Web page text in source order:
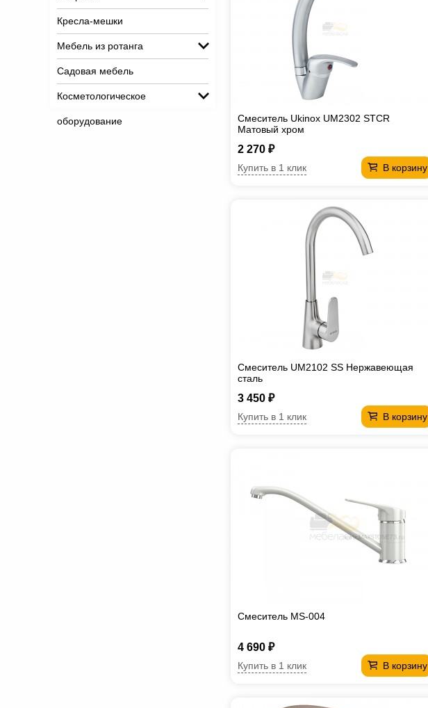
Кресла-мешки
Мебель из ротанга
Садовая мебель
Косметологическое
оборудование
Смеситель Ukinox UM2302 STCR
Матовый хром
2 270 ₽
В корзину
Купить в 1 клик
Смеситель UM2102 SS Нержавеющая
сталь
3 450 ₽
В корзину
Купить в 1 клик
Смеситель MS-004
4 690 ₽
В корзину
Купить в 1 клик